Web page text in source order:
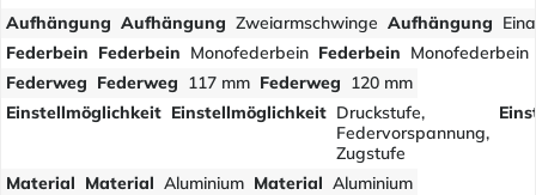
Aufhängung Aufhängung Zweiarmschwinge Aufhängung
Federbein Federbein Monofederbein Federbein Monofederbein
Federweg Federweg 117 mm Federweg 120 mm
Einstellmöglichkeit Einstellmöglichkeit Druckstufe,
Federvorspannung,
Zugstufe
Material Material Aluminium Material Aluminium